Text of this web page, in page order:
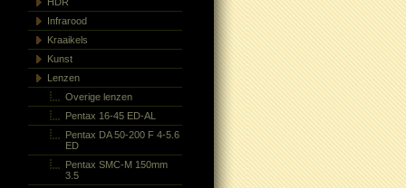
Infrarood
Kraaikels
Kunst
Lenzen
Overige lenzen
Pentax 16-45 ED-AL
Pentax DA 50-200 F 4-5.6
ED
Pentax SMC-M 150mm
3.5